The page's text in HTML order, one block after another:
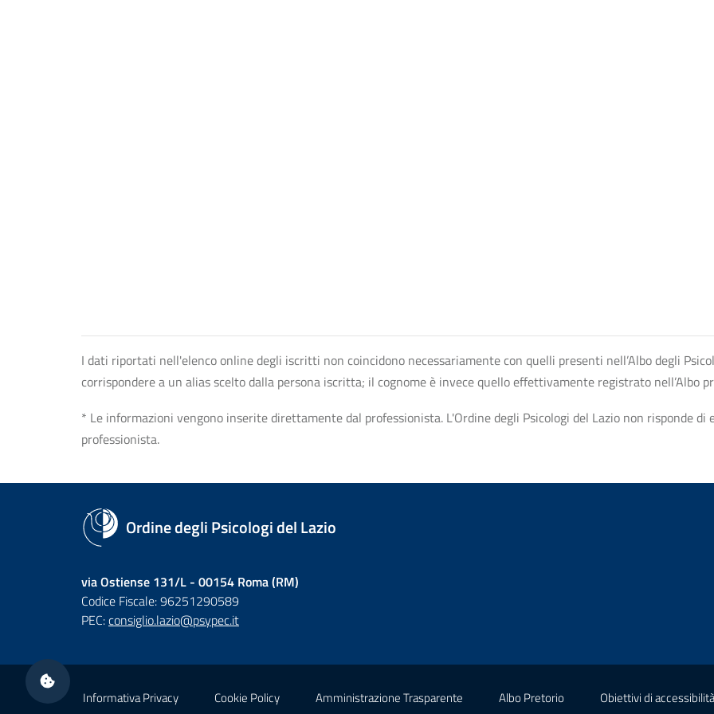
I dati riportati nell'elenco online degli iscritti non coincidono necessariamente con quelli presenti nell’Albo degli
corrispondere a un alias scelto dalla persona iscritta; il cognome è invece quello effettivamente registrato nell’Albo
* Le informazioni vengono inserite direttamente dal professionista. L'Ordine degli Psicologi del Lazio non risponde
professionista.
Ordine degli Psicologi del Lazio
via Ostiense 131/L - 00154 Roma (RM)
Codice Fiscale: 96251290589
PEC:consiglio.lazio@psypec.it
Sezione Link Utili
Informativa Privacy Cookie Policy Amministrazione Trasparente (nuova scheda - new tab)
Albo Pretorio (nuova scheda - new tab)
Obiettivi di accessibilità